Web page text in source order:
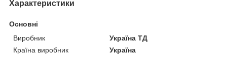
Характеристики
Основні
Виробник
Україна ТД
Країна виробник
Україна